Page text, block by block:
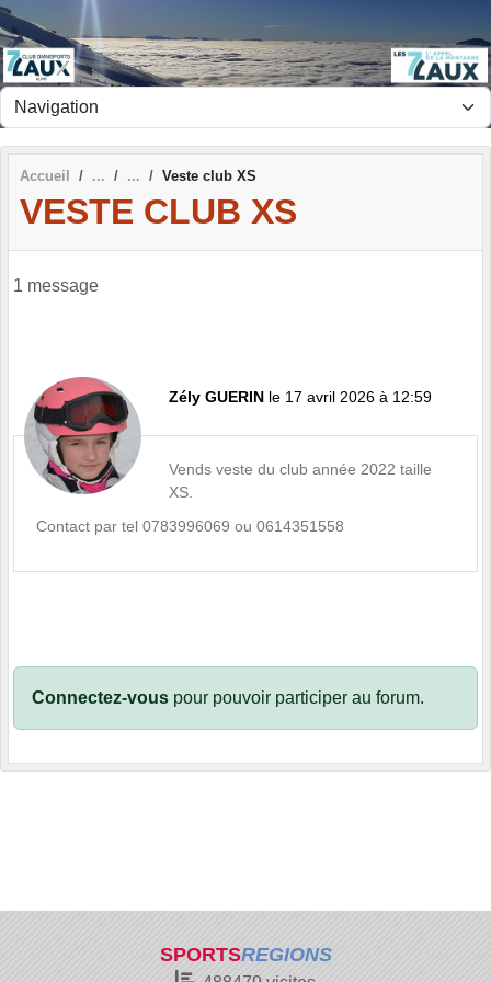
Accueil Veste club XS
VESTE CLUB XS
1 message
Zély GUERIN le 17 avril 2026 à 12:59
Vends veste du club année 2022 taille
XS.
Contact par tel 0783996069 ou 0614351558
Connectez-vous pour pouvoir participer au forum.
SPORTSREGIONS
Panneau de gestion des cookies